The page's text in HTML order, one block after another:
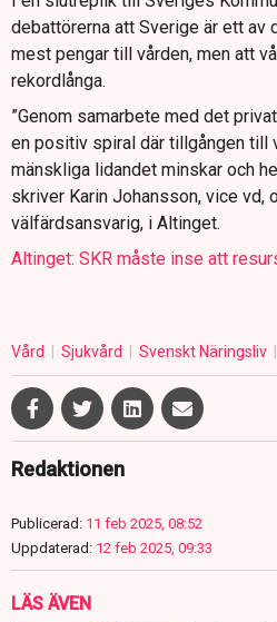
debattörerna att Sverige är ett av
mest pengar till vården, men att
rekordlånga.
”Genom samarbete med det
en positiv spiral där tillgången till
mänskliga lidandet minskar och
skriver Karin Johansson, vice vd,
välfärdsansvarig, i Altinget.
Altinget: SKR måste inse att
Vård Sjukvård Svenskt Näringsliv
Redaktionen
Publicerad: 11 feb 2025, 08:52
Uppdaterad: 12 feb 2025, 09:33
LÄS ÄVEN